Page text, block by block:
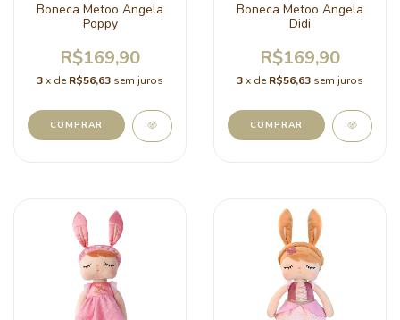
Boneca Metoo Angela
Poppy
R$169,90
3x de R$56,63 sem juros
Boneca Metoo Angela
Didi
R$169,90
3x de R$56,63 sem juros